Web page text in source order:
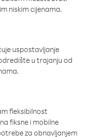
niskim cijenama.
uspostavljanje
u trajanju od
fleksibilnost
fiksne i mobilne
za obnavljanjem